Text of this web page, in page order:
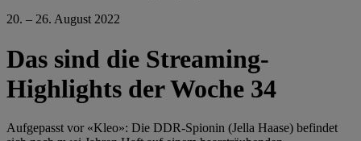
20. – 26. August 2022
Das sind die Streaming-
Highlights der Woche 34
Aufgepasst vor «Kleo»: Die DDR-Spionin (Jella Haase) befindet